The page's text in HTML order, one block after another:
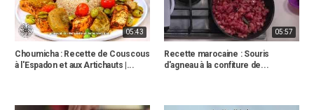
05:43
Choumicha : Recette de Couscous
à l'Espadon et aux Artichauts |...
05:57
Recette marocaine : Souris
d'agneau à la confiture de...